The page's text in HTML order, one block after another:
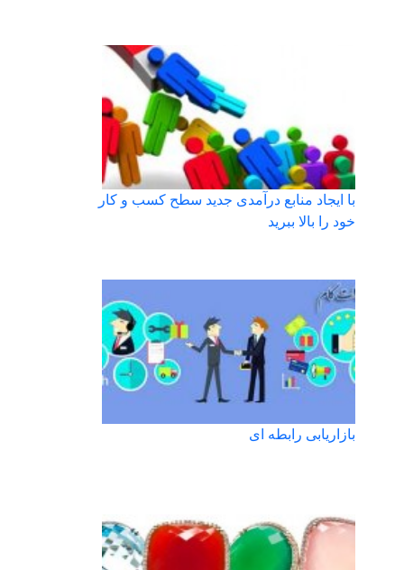
با ایجاد منابع درآمدی جدید سطح کسب و کار
خود را بالا ببرید
بازاریابی رابطه ای